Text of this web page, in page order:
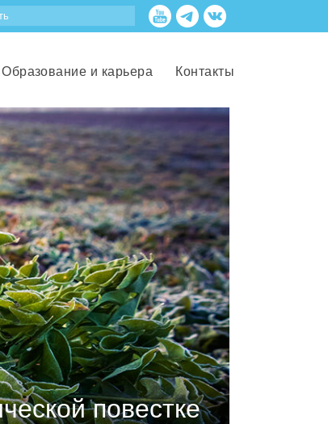
Образование и карьера Контакты
повестке